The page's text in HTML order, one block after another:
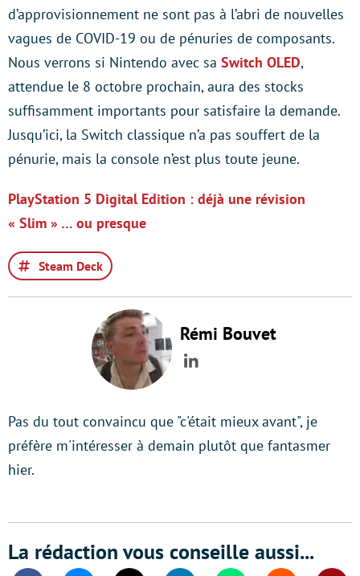
d’approvisionnement ne sont pas à l’abri de nouvelles
vagues de COVID-19 ou de pénuries de composants.
Nous verrons si Nintendo avec sa Switch OLED,
attendue le 8 octobre prochain, aura des stocks
suffisamment importants pour satisfaire la demande.
Jusqu’ici, la Switch classique n’a pas souffert de la
pénurie, mais la console n’est plus toute jeune.
PlayStation 5 Digital Edition : déjà une révision
« Slim » … ou presque
Steam Deck
Rémi Bouvet
LinkedIn
Pas du tout convaincu que "c'était mieux avant", je
préfère m'intéresser à demain plutôt que fantasmer
hier.
La rédaction vous conseille aussi...